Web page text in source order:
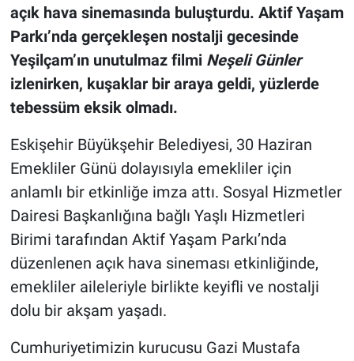
açık hava sinemasında buluşturdu. Aktif Yaşam
Parkı’nda gerçekleşen nostalji gecesinde
Yeşilçam’ın unutulmaz filmi Neşeli Günler
izlenirken, kuşaklar bir araya geldi, yüzlerde
tebessüm eksik olmadı.
Eskişehir Büyükşehir Belediyesi, 30 Haziran
Emekliler Günü dolayısıyla emekliler için
anlamlı bir etkinliğe imza attı. Sosyal Hizmetler
Dairesi Başkanlığına bağlı Yaşlı Hizmetleri
Birimi tarafından Aktif Yaşam Parkı’nda
düzenlenen açık hava sineması etkinliğinde,
emekliler aileleriyle birlikte keyifli ve nostalji
dolu bir akşam yaşadı.
Cumhuriyetimizin kurucusu Gazi Mustafa
Magazin
Bilim ve Teknoloji